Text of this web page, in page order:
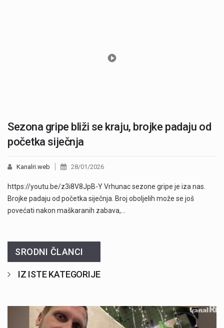
Sezona gripe bliži se kraju, brojke padaju od
početka siječnja
Kanalri.web 28/01/2026
https://youtu.be/z3i8V8JpB-Y Vrhunac sezone gripe je iza nas.
Brojke padaju od početka siječnja. Broj oboljelih može se još
povećati nakon maškaranih zabava,…
SRODNI ČLANCI
IZ ISTE KATEGORIJE